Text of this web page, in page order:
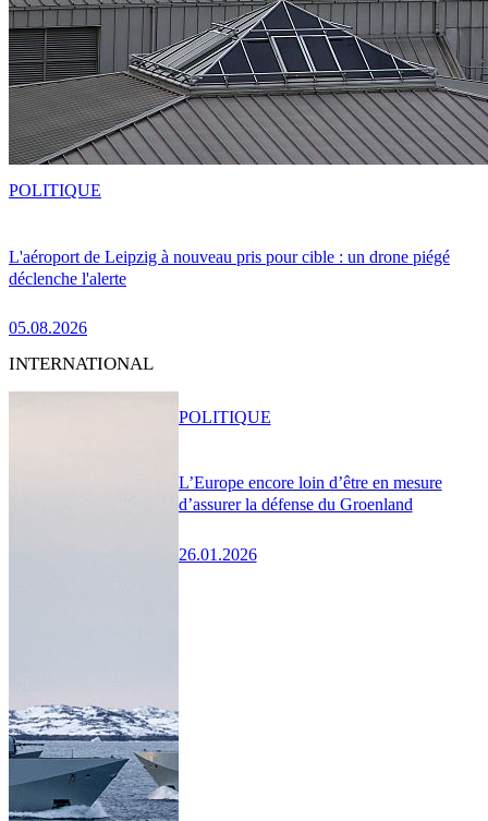
L'aéroport de Leipzig à nouveau pris pour cible : un drone piégé
déclenche l'alerte
05.08.2026
POLITIQUE
INTERNATIONAL
L’Europe encore loin d’être en mesure
d’assurer la défense du Groenland
26.01.2026
POLITIQUE